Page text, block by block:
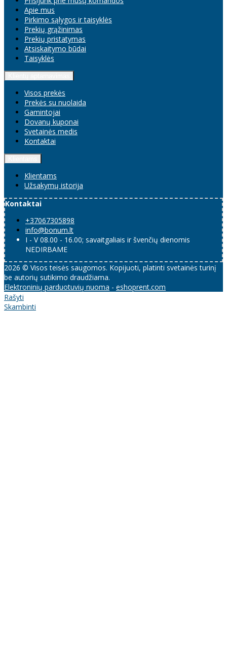
Apie mus
Pirkimo sąlygos ir taisyklės
Prekių grąžinimas
Prekių pristatymas
Atsiskaitymo būdai
Taisyklės
Visos prekės
Prekės su nuolaida
Gamintojai
Dovanų kuponai
Svetainės medis
Kontaktai
Klientams
Užsakymų istorija
Kontaktai
+37067305898
info@bonum.lt
I - V 08.00 - 16.00; savaitgaliais ir švenčių dienomis
NEDIRBAME
2026 © Visos teisės saugomos. Kopijuoti, platinti svetainės turinį
be autorių sutikimo draudžiama.
Elektroninių parduotuvių nuoma - eshoprent.com
Rašyti
Skambinti